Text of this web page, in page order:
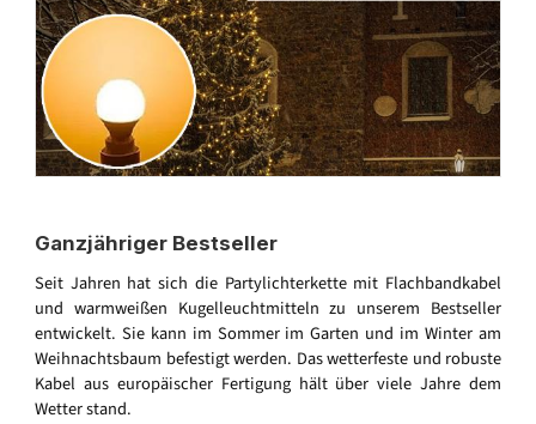
Ganzjähriger Bestseller
Seit Jahren hat sich die Partylichterkette mit Flachbandkabel
und warmweißen Kugelleuchtmitteln zu unserem Bestseller
entwickelt. Sie kann im Sommer im Garten und im Winter am
Weihnachtsbaum befestigt werden. Das wetterfeste und robuste
Kabel aus europäischer Fertigung hält über viele Jahre dem
Wetter stand.